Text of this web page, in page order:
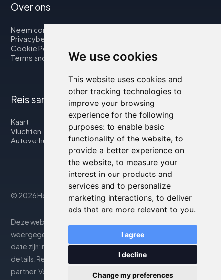
We use cookies
This website uses cookies and
other tracking technologies to
improve your browsing
experience for the following
purposes: to enable basic
functionality of the website, to
provide a better experience on
the website, to measure your
interest in our products and
services and to personalize
marketing interactions, to deliver
ads that are more relevant to you.
I agree
I decline
Change my preferences
Over ons
Neem contact op met
Privacybeleid
Cookie Policy
Terms and Conditions
Reis samen met ons
Kaart
Vluchten
Autoverhuur
© 2026 Housity.net
Deze website biedt informatie uitsluitend ter. De
weergegeven informatie kan onnauwkeurig of niet up-to-
date zijn; raadpleeg de officiële website voor nauwkeurige
details. Reserveringen worden afgehandeld door onze
partner. Voor meer details, zie de sectie Juridische